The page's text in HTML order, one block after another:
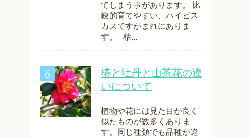
てしまう事があります。 比
較的育てやすい、ハイビス
カスですがまれにありま
す。 枯...
椿と牡丹と山茶花の違
いについて
植物や花には見た目が良く
似たものが数多くありま
す。同じ種類でも品種が違